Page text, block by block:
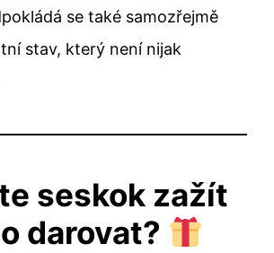
se také samozřejmě
stav, který není nijak
seskok zažít
darovat?